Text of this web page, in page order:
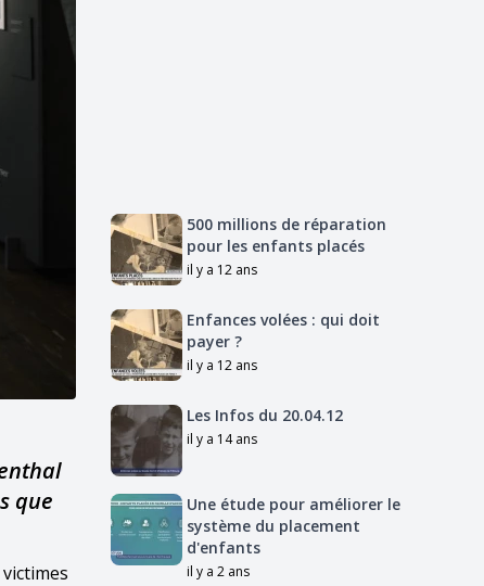
que
500 millions de réparation
pour les enfants placés
il y a 12 ans
Enfances volées : qui doit
payer ?
il y a 12 ans
Les Infos du 20.04.12
il y a 14 ans
Une étude pour améliorer le
système du placement
d'enfants
il y a 2 ans